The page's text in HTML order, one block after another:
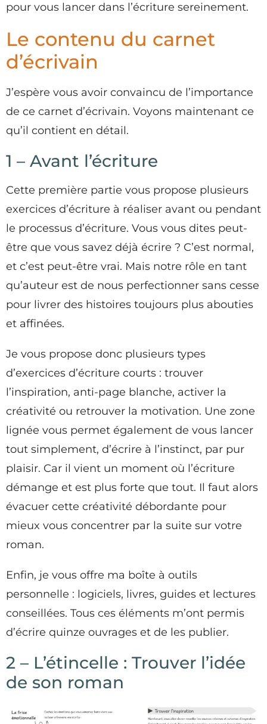
pour vous lancer dans l’écriture sereinement.
Le contenu du carnet
d’écrivain
J’espère vous avoir convaincu de l’importance
de ce carnet d’écrivain. Voyons maintenant ce
qu’il contient en détail.
1 – Avant l’écriture
Cette première partie vous propose plusieurs
exercices d’écriture à réaliser avant ou pendant
le processus d’écriture. Vous vous dites peut-
être que vous savez déjà écrire ? C’est normal,
et c’est peut-être vrai. Mais notre rôle en tant
qu’auteur est de nous perfectionner sans cesse
pour livrer des histoires toujours plus abouties
et affinées.
Je vous propose donc plusieurs types
d’exercices d’écriture courts : trouver
l’inspiration, anti-page blanche, activer la
créativité ou retrouver la motivation. Une zone
lignée vous permet également de vous lancer
tout simplement, d’écrire à l’instinct, par pur
plaisir. Car il vient un moment où l’écriture
démange et est plus forte que tout. Il faut alors
évacuer cette créativité débordante pour
mieux vous concentrer par la suite sur votre
roman.
Enfin, je vous offre ma boîte à outils
personnelle : logiciels, livres, guides et lectures
conseillées. Tous ces éléments m’ont permis
d’écrire quinze ouvrages et de les publier.
2 – L’étincelle : Trouver l’idée
de son roman